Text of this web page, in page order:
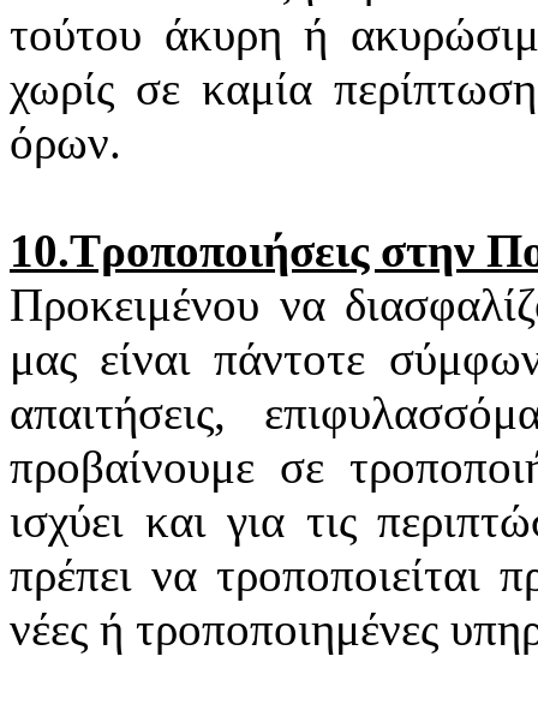
τούτου άκυρη ή
χωρίς σε καμία
όρων.
10.Τροποποιήσεις στην
Προκειμένου να
μας είναι πάντοτε
απαιτήσεις,
προβαίνουμε σε
ισχύει και για τις
πρέπει να τροποποιείται
νέες ή τροποποιημένες